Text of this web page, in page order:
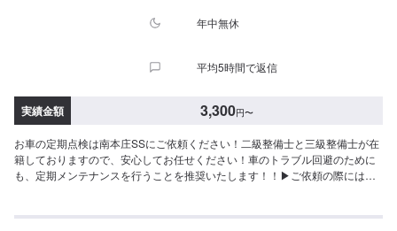
年中無休
平均5時間で返信
実績金額 3,300円〜
お車の定期点検は南本庄SSにご依頼ください！二級整備士と三級整備士が在
籍しておりますので、安心してお任せください！車のトラブル回避のために
も、定期メンテナンスを行うことを推奨いたします！！▶︎ご依頼の際には、
外でも、お車の不調を感じた際にもご相談ください！その際には、備考欄に